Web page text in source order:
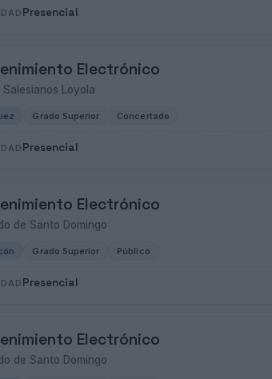
Presencial
Electrónico
Salesianos Loyola
Grado Superior Concertado
Presencial
Electrónico
de Santo Domingo
Grado Superior Público
Presencial
Electrónico
de Santo Domingo